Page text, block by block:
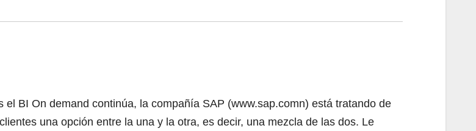
BI On demand continúa, la compañía SAP (www.sap.comn) está tratando de
una opción entre la una y la otra, es decir, una mezcla de las dos. Le